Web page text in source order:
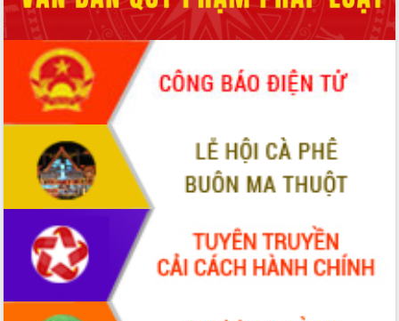
nhanh tiến độ các dự án trọng điểm
trong Khu kinh tế Nam Phú Yên
Hòn Yến phát triển du lịch gắn với bảo
tồn biển
Lấy ý kiến điều chỉnh Quy hoạch tỉnh
Đắk Lắk thời kỳ 2021-2030, tầm nhìn
đến năm 2050
Phát động chiến dịch 30 ngày đêm
giải phóng mặt bằng Tuyến đường bộ
ven biển
Đắk Lắk nỗ lực thúc đẩy tăng trưởng
kinh tế từ 10% trở lên trong Quý
II/2026
Đắk Lắk ký kết thỏa thuận hợp tác về
chuyển đổi số giai đoạn 2026 – 2030
với Tập đoàn Bưu chính Viễn thông
Việt Nam